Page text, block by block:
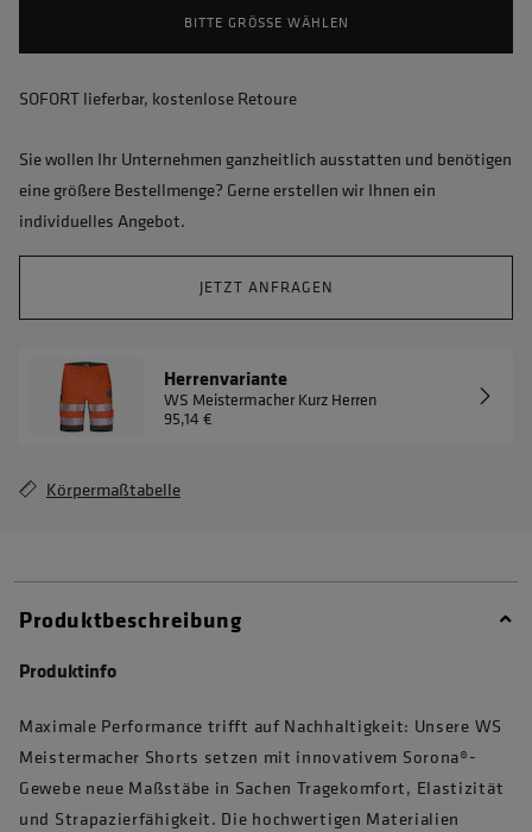
BITTE GRÖSSE WÄHLEN
SOFORT lieferbar, kostenlose Retoure
Sie wollen Ihr Unternehmen ganzheitlich ausstatten und benötigen
eine größere Bestellmenge? Gerne erstellen wir Ihnen ein
individuelles Angebot.
JETZT ANFRAGEN
Herrenvariante
WS Meistermacher Kurz Herren
95,14 €
Körpermaßtabelle
Produktbeschreibung
Produktinfo
Maximale Performance trifft auf Nachhaltigkeit: Unsere WS
Meistermacher Shorts setzen mit innovativem Sorona®-
Gewebe neue Maßstäbe in Sachen Tragekomfort, Elastizität
und Strapazierfähigkeit. Die hochwertigen Materialien